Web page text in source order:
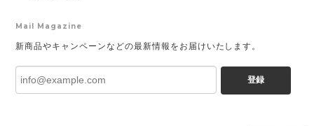
Mail Magazine
新商品やキャンペーンなどの最新情報をお届けいたします。
登録